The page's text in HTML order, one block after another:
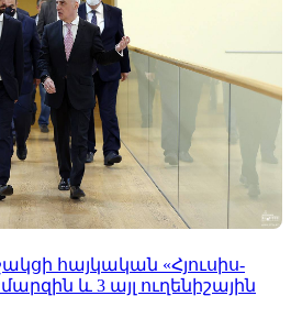
հայկական «Հյուսիս-
և 3 այլ ուղենիշային